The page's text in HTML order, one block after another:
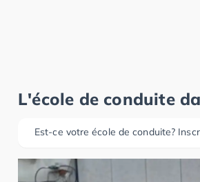
L'école de conduite
Est-ce votre école de conduite?